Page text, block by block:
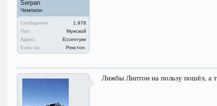
Serpan
Чемпион
Сообщения:
1.978
Пол:
Мужской
Адрес:
Ессентуки
Езжу на:
Рекстон.
Лижбы Липтон на пользу пошёл, а